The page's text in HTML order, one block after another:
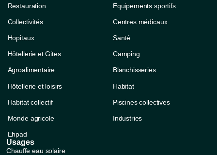
Usages
Chauffe eau solaire
Restauration Equipements sportifs
Collectivités Centres médicaux
Hopitaux Santé
Hôtellerie et Gites Camping
Agroalimentaire Blanchisseries
Hôtellerie et loisirs Habitat
Habitat collectif Piscines collectives
Monde agricole Industries
Ehpad